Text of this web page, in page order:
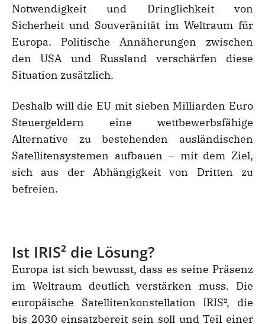
Notwendigkeit und Dringlichkeit von
Sicherheit und Souveränität im Weltraum für
Europa. Politische Annäherungen zwischen
den USA und Russland verschärfen diese
Situation zusätzlich.
Deshalb will die EU mit sieben Milliarden Euro
Steuergeldern eine wettbewerbsfähige
Alternative zu bestehenden ausländischen
Satellitensystemen aufbauen – mit dem Ziel,
sich aus der Abhängigkeit von Dritten zu
befreien.
Ist IRIS² die Lösung?
Europa ist sich bewusst, dass es seine Präsenz
im Weltraum deutlich verstärken muss. Die
europäische Satellitenkonstellation IRIS², die
bis 2030 einsatzbereit sein soll und Teil einer